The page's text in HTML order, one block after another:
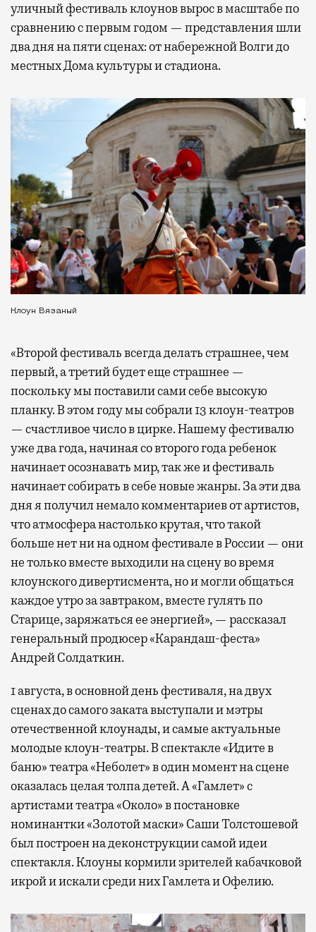
уличный фестиваль клоунов вырос в масштабе по
сравнению с первым годом — представления шли
два дня на пяти сценах: от набережной Волги до
местных Дома культуры и стадиона.
Клоун Вязаный
«Второй фестиваль всегда делать страшнее, чем
первый, а третий будет еще страшнее —
поскольку мы поставили сами себе высокую
планку. В этом году мы собрали 13 клоун-театров
— счастливое число в цирке. Нашему фестивалю
уже два года, начиная со второго года ребенок
начинает осознавать мир, так же и фестиваль
начинает собирать в себе новые жанры. За эти два
дня я получил немало комментариев от артистов,
что атмосфера настолько крутая, что такой
больше нет ни на одном фестивале в России — они
не только вместе выходили на сцену во время
клоунского дивертисмента, но и могли общаться
каждое утро за завтраком, вместе гулять по
Старице, заряжаться ее энергией», — рассказал
генеральный продюсер «Карандаш-феста»
Андрей Солдаткин.
1 августа, в основной день фестиваля, на двух
сценах до самого заката выступали и мэтры
отечественной клоунады, и самые актуальные
молодые клоун-театры. В спектакле «Идите в
баню» театра «Неболет» в один момент на сцене
оказалась целая толпа детей. А «Гамлет» с
артистами театра «Около» в постановке
номинантки «Золотой маски» Саши Толстошевой
был построен на деконструкции самой идеи
спектакля. Клоуны кормили зрителей кабачковой
икрой и искали среди них Гамлета и Офелию.